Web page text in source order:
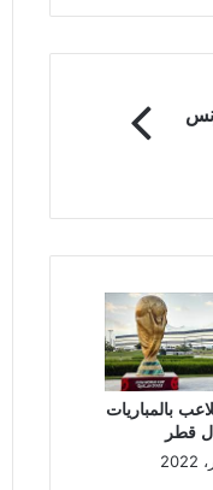
بالمباريات
قطر